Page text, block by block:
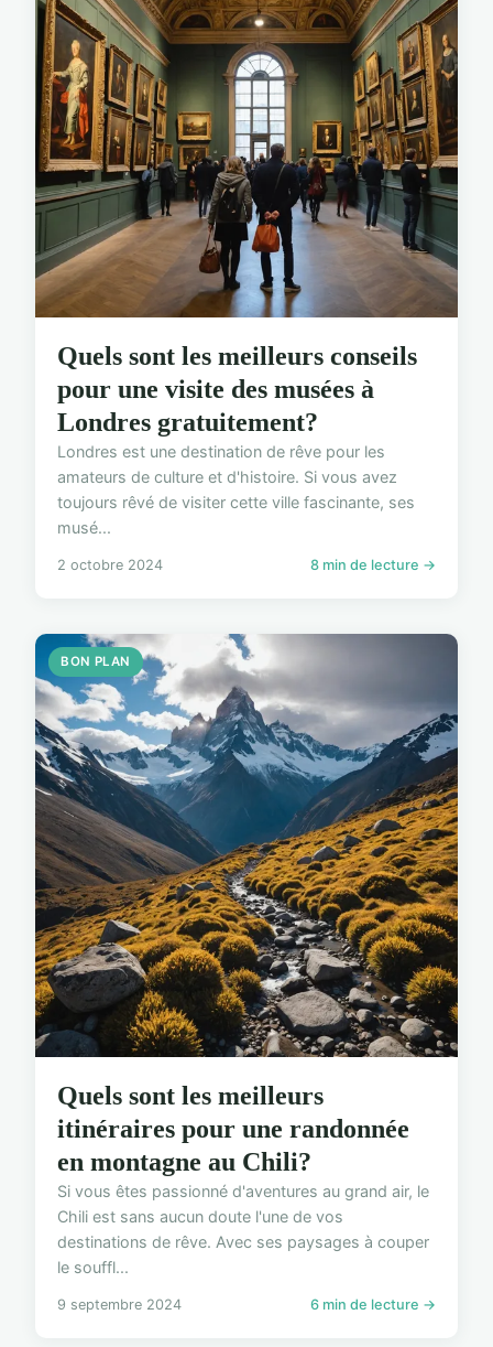
Quels sont les meilleurs conseils
pour une visite des musées à
Londres gratuitement?
Londres est une destination de rêve pour les
amateurs de culture et d'histoire. Si vous avez
toujours rêvé de visiter cette ville fascinante, ses
musé...
2 octobre 2024 8 min de lecture →
BON PLAN
Quels sont les meilleurs
itinéraires pour une randonnée
en montagne au Chili?
Si vous êtes passionné d'aventures au grand air, le
Chili est sans aucun doute l'une de vos
destinations de rêve. Avec ses paysages à couper
le souffl...
9 septembre 2024 6 min de lecture →